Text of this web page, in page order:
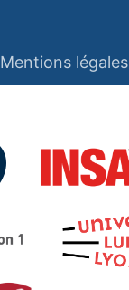
Mentions légales